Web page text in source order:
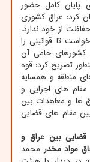
پایان کامل حضور
کرد: عراق کشوری
از خود ندارد.
تا قوانینی را
کشورهای حامی آن
تصریح کرد: قوه
منطقه و همسایه
های اجرایی و
ها و معاهدات بین
مقام های قضایی
قضایی بین عراق و
مواد مخدر محمد